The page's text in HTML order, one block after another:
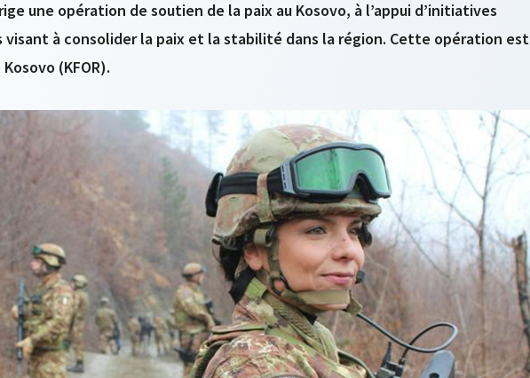
une opération de soutien de la paix au Kosovo, à l’appui d’initiatives
à consolider la paix et la stabilité dans la région. Cette opération est
(KFOR).